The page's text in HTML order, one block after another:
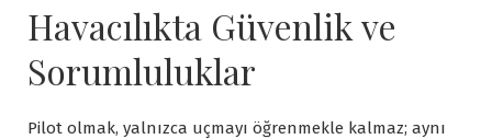
Havacılıkta Güvenlik ve
Sorumluluklar
Pilot olmak, yalnızca uçmayı öğrenmekle kalmaz; aynı